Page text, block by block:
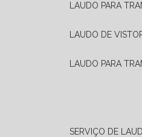
LAUDO PARA
LAUDO DE
LAUDO PARA
SERVIÇO DE